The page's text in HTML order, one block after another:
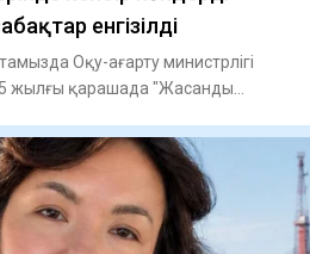
енгізілді
Оқу-ағарту министрлігі
жылғы қарашада "Жасанды